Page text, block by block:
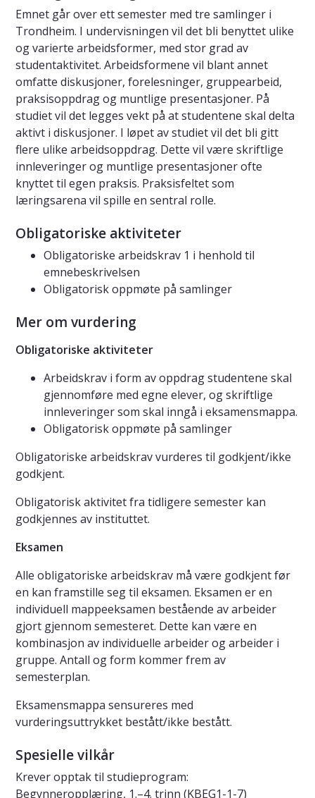
Emnet går over ett semester med tre samlinger i
Trondheim. I undervisningen vil det bli benyttet ulike
og varierte arbeidsformer, med stor grad av
studentaktivitet. Arbeidsformene vil blant annet
omfatte diskusjoner, forelesninger, gruppearbeid,
praksisoppdrag og muntlige presentasjoner. På
studiet vil det legges vekt på at studentene skal delta
aktivt i diskusjoner. I løpet av studiet vil det bli gitt
flere ulike arbeidsoppdrag. Dette vil være skriftlige
innleveringer og muntlige presentasjoner ofte
knyttet til egen praksis. Praksisfeltet som
læringsarena vil spille en sentral rolle.
Obligatoriske aktiviteter
Obligatoriske arbeidskrav 1 i henhold til
emnebeskrivelsen
Obligatorisk oppmøte på samlinger
Mer om vurdering
Obligatoriske aktiviteter
Arbeidskrav i form av oppdrag studentene skal
gjennomføre med egne elever, og skriftlige
innleveringer som skal inngå i eksamensmappa.
Obligatorisk oppmøte på samlinger
Obligatoriske arbeidskrav vurderes til godkjent/ikke
godkjent.
Obligatorisk aktivitet fra tidligere semester kan
godkjennes av instituttet.
Eksamen
Alle obligatoriske arbeidskrav må være godkjent før
en kan framstille seg til eksamen. Eksamen er en
individuell mappeeksamen bestående av arbeider
gjort gjennom semesteret. Dette kan være en
kombinasjon av individuelle arbeider og arbeider i
gruppe. Antall og form kommer frem av
semesterplan.
Eksamensmappa sensureres med
vurderingsuttrykket bestått/ikke bestått.
Spesielle vilkår
Krever opptak til studieprogram:
Begynneropplæring, 1.–4. trinn (KBEG1-1-7)